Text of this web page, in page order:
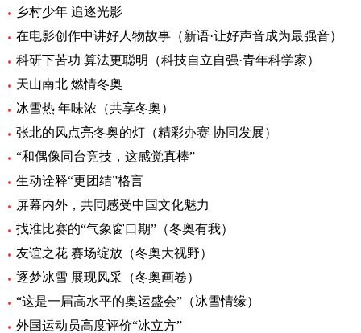
乡村少年 追逐光影
在电影创作中讲好人物故事（新语·让好声音成为最强音）
科研下苦功 算法更聪明（科技自立自强·青年科学家）
天山南北 燃情冬奥
冰雪热 年味浓（共享冬奥）
张北的风点亮冬奥的灯（精彩办赛 协同发展）
“和偶像同台竞技，这感觉真棒”
生动诠释“更团结”格言
屏幕内外，共同感受中国文化魅力
找准比赛的“气象窗口期”（冬奥有我）
友谊之花 赛场绽放（冬奥大视野）
逐梦冰雪 展现风采（冬奥画卷）
“这是一届高水平的奥运盛会”（冰雪情缘）
外国运动员高度评价“冰立方”